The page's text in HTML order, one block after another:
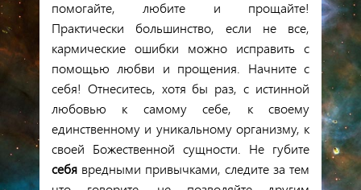
помогайте, любите и прощайте!
Практически большинство, если не все,
кармические ошибки можно исправить с
помощью любви и прощения. Начните с
себя! Отнеситесь, хотя бы раз, с истинной
любовью к самому себе, к своему
единственному и уникальномуорганизму, к
своей Божественной сущности. Не губите
себя вредными привычками, следите за тем